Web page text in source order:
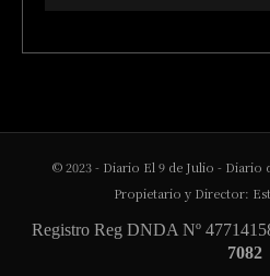
© 2023 - Diario El 9 de Julio - Diario
Propietario y Director:
Registro Reg DNDA Nº
7082